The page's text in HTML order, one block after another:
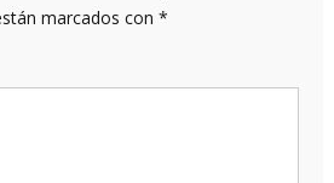
marcados con *